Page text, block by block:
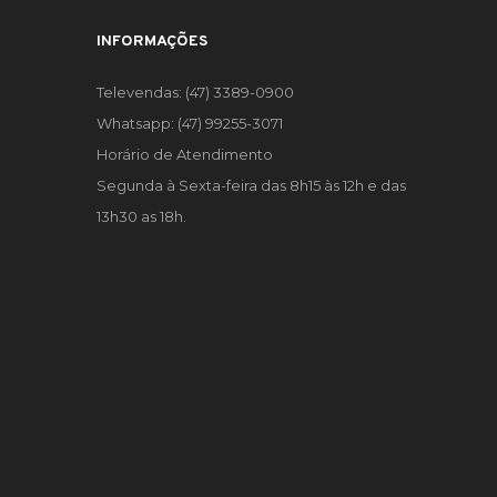
INFORMAÇÕES
Televendas: (47) 3389-0900
Whatsapp: (47) 99255-3071
Horário de Atendimento
Segunda à Sexta-feira das 8h15 às 12h e das
13h30 as 18h.